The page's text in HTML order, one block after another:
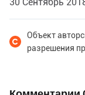
Объект
разрешения